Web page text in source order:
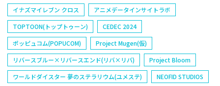
イナズマイレブン クロス
アニメデータインサイトラボ
TOPTOON(トップトゥーン)
CEDEC 2024
ポッピュコム(POPUCOM)
Project Mugen(仮)
リバースブルー×リバースエンド(リバ×リバ)
Project Bloom
ワールドダイスター 夢のステラリウム(ユメステ)
NEOFID STUDIOS